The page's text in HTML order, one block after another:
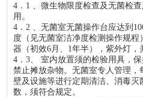
4．1 、微生物限度检查及无菌检
用。
4．2 、无菌室无菌操作台应达到
度（见无菌室洁净度检测操作规
器（初效6月、1年半），紫外灯，
4．3、 室内放置须的检验用具，
禁止摊放杂物。无菌室专人管理
壁及设施等进行定期清洁、消毒
数，须符合规定。